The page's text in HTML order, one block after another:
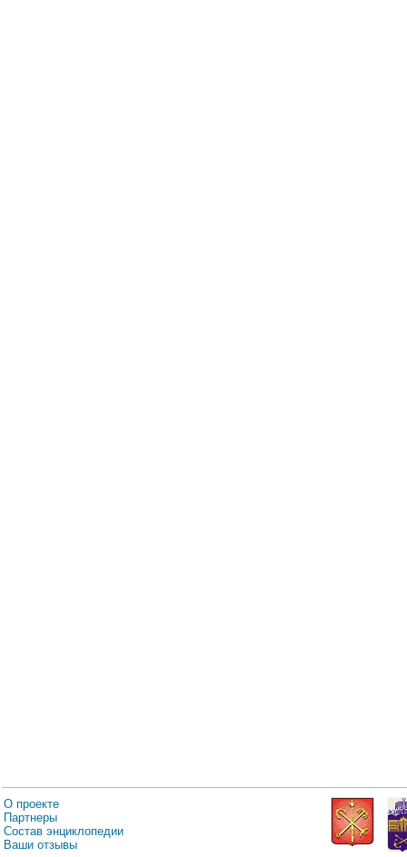
О проекте
Партнеры
Состав энциклопедии
Ваши отзывы